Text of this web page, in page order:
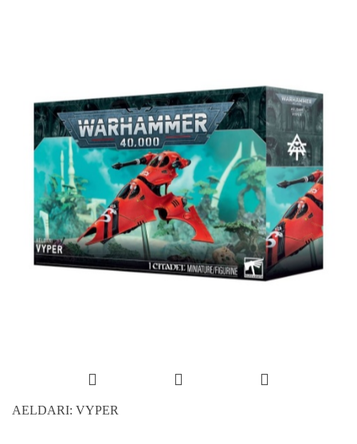
AELDARI: VYPER